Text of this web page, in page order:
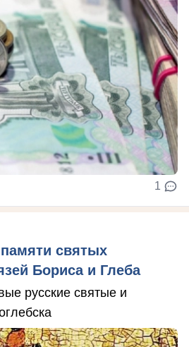
1
святых
Бориса и Глеба
русские святые и